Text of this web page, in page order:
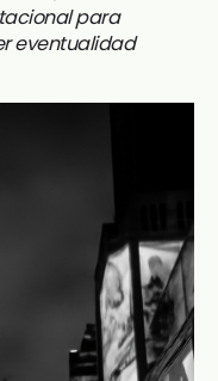
para
eventualidad